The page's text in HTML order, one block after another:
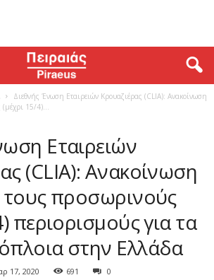
Διεθνής Ένωση Εταιρειών Κρουαζιέρας (CLIA): Ανακοίνωση
(μέχρι 15/4)...
Εταιρειών
(CLIA): Ανακοίνωση
τους προσωρινούς
περιορισμούς για τα
στην Ελλάδα
17, 2020 691 0